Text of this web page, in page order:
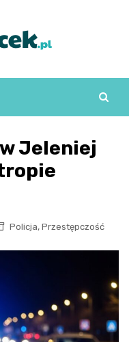
Jeleniej
Policja, Przestępczość